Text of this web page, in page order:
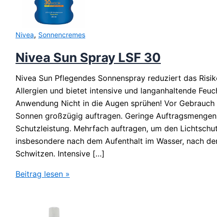
Nivea, Sonnencremes
Nivea Sun Spray LSF 30
Nivea Sun Pflegendes Sonnenspray reduziert das
Allergien und bietet intensive und langanhaltende
Anwendung Nicht in die Augen sprühen! Vor
Sonnen großzügig auftragen. Geringe
Schutzleistung. Mehrfach auftragen, um den
insbesondere nach dem Aufenthalt im Wasser, nach
Schwitzen. Intensive […]
Nivea
Beitrag lesen »